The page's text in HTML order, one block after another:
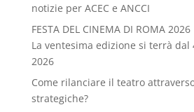
notizie per ACEC e ANCCI
FESTA DEL CINEMA DI ROMA 2026
La ventesima edizione si terrà dal
2026
Come rilanciare il teatro
strategiche?